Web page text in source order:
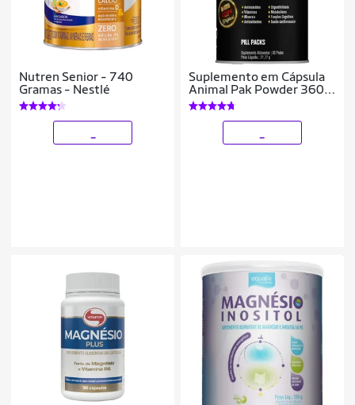
Nutren Senior - 740
Gramas - Nestlé
Suplemento em Cápsula
Animal Pak Powder 360g
30 sachês (Packs) -
Universal Nutrition